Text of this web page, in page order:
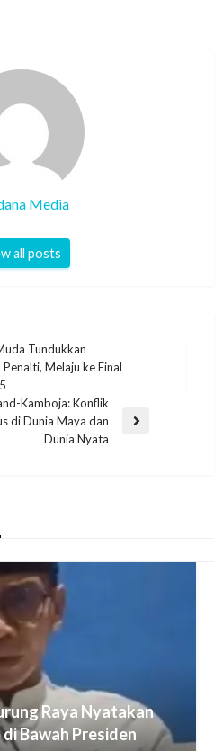
Media
all posts
Tundukkan
Melaju ke Final
Kamboja: Konflik
di Dunia Maya dan
Dunia Nyata
Raya Nyatakan
Bawah Presiden